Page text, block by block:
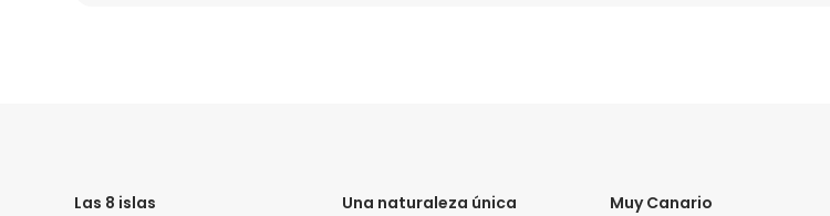
Las 8 islas Una naturaleza única Muy Canario